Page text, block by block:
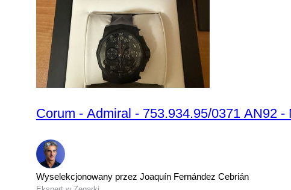
Corum - Admiral - 753.934.95/0371 AN92 -
Wyselekcjonowany przez Joaquín Fernández Cebrián